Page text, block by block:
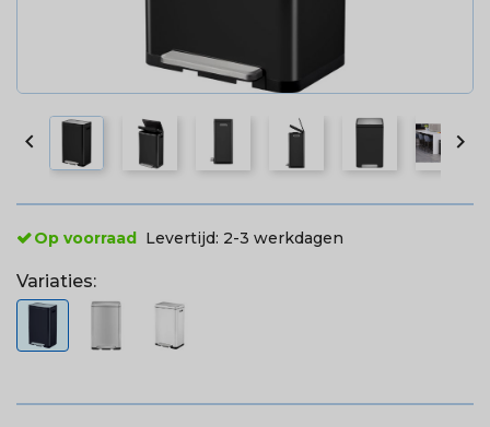
 
Op voorraad Levertijd: 2-3 werkdagen
Variaties: